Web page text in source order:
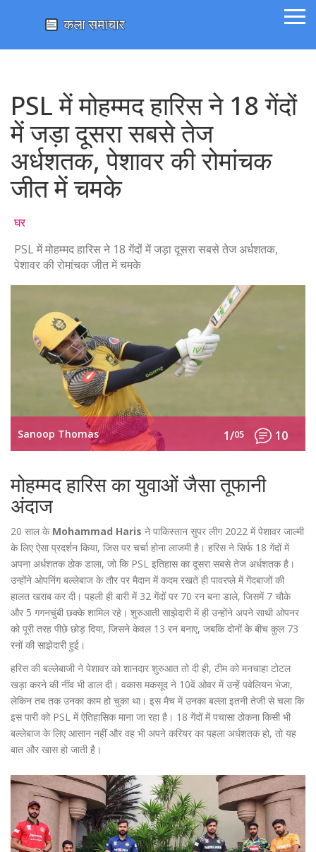
PSL में मोहम्मद हारिस ने 18 गेंदों
में जड़ा दूसरा सबसे तेज
अर्धशतक, पेशावर की रोमांचक
जीत में चमके
घर
PSL में मोहम्मद हारिस ने 18 गेंदों में जड़ा दूसरा सबसे तेज अर्धशतक,
पेशावर की रोमांचक जीत में चमके
Sanoop Thomas 1/05 10
मोहम्मद हारिस का युवाओं जैसा तूफानी
अंदाज
20 साल के Mohammad Haris ने पाकिस्तान सुपर लीग 2022 में पेशावर जाल्मी
के लिए ऐसा प्रदर्शन किया, जिस पर चर्चा होना लाजमी है। हरिस ने सिर्फ 18 गेंदों में
अपना अर्धशतक ठोक डाला, जो कि PSL इतिहास का दूसरा सबसे तेज अर्धशतक है।
उन्होंने ओपनिंग बल्लेबाज के तौर पर मैदान में कदम रखते ही पावरप्ले में गेंदबाजों की
हालत खराब कर दी। पहली ही बारी में 32 गेंदों पर 70 रन बना डाले, जिसमें 7 चौके
और 5 गगनचुंबी छक्के शामिल रहे। शुरुआती साझेदारी में ही उन्होंने अपने साथी ओपनर
को पूरी तरह पीछे छोड़ दिया, जिसने केवल 13 रन बनाए, जबकि दोनों के बीच कुल 73
रनों की साझेदारी हुई।
हरिस की बल्लेबाजी ने पेशावर को शानदार शुरुआत तो दी ही, टीम को मनचाहा टोटल
खड़ा करने की नींव भी डाल दी। वकास मकसूद ने 10वें ओवर में उन्हें पवेलियन भेजा,
लेकिन तब तक उनका काम हो चुका था। इस मैच में उनका बल्ला इतनी तेजी से चला कि
इस पारी को PSL में ऐतिहासिक माना जा रहा है। 18 गेंदों में पचासा ठोकना किसी भी
बल्लेबाज के लिए आसान नहीं और वह भी अपने करियर का पहला अर्धशतक हो, तो यह
बात और खास हो जाती है।